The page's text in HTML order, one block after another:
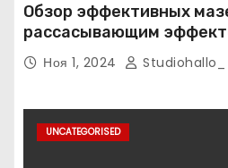
Обзор эффективных
рассасывающим
Ноя 1, 2024 Studiohallo_
UNCATEGORISED